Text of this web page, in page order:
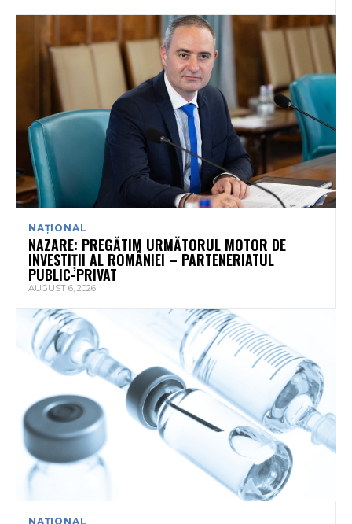
NAȚIONAL
NAZARE: PREGĂTIM URMĂTORUL MOTOR DE
INVESTIȚII AL ROMÂNIEI – PARTENERIATUL
PUBLIC-PRIVAT
AUGUST 6, 2026
NAȚIONAL